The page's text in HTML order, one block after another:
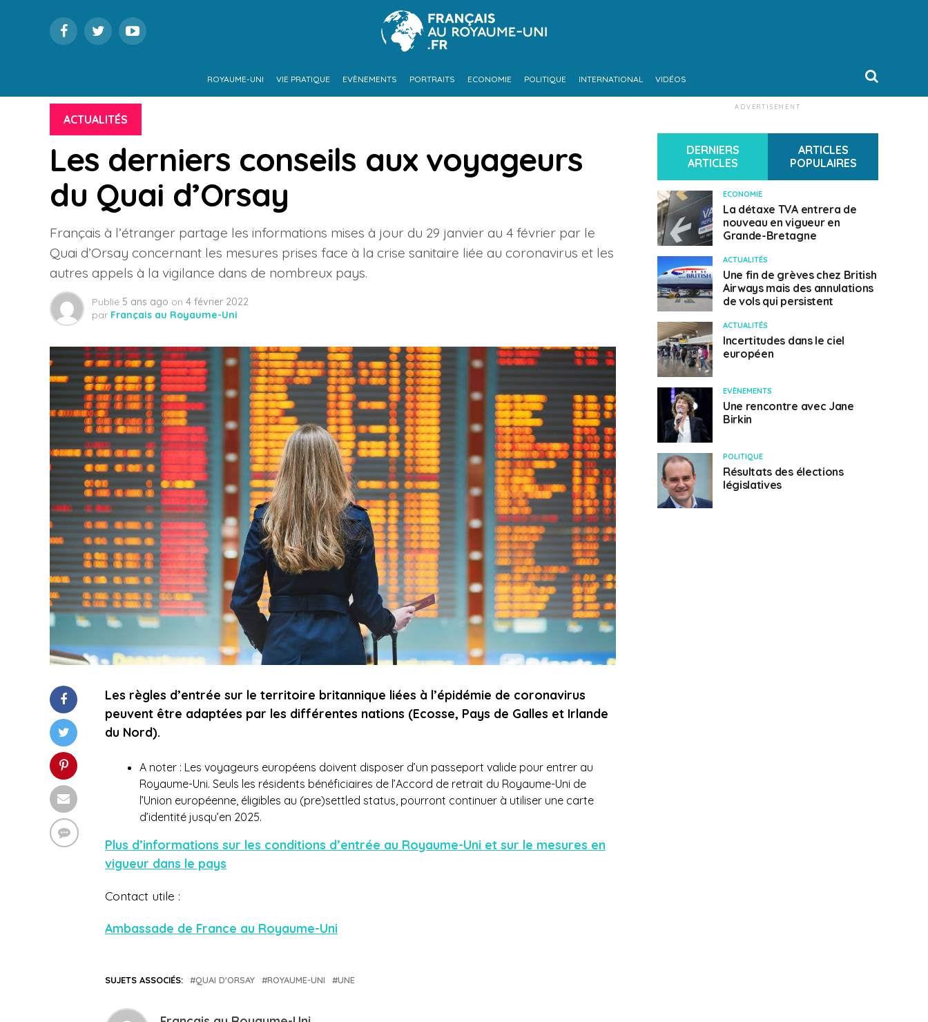
ROYAUME-UNI VIE PRATIQUE EVÈNEMENTS PORTRAITS ECONOMIE POLITIQUE INTERNATIONAL VIDÉOS
ACTUALITÉS
Les derniers conseils aux voyageurs
du Quai d’Orsay
Français à l’étranger partage les informations mises à jour du 29 janvier au 4 février par le
Quai d’Orsay concernant les mesures prises face à la crise sanitaire liée au coronavirus et les
autres appels à la vigilance dans de nombreux pays.
Publié 5 ans ago on 4 février 2022
par Français au Royaume-Uni
Les règles d’entrée sur le territoire britannique liées à l’épidémie de coronavirus
peuvent être adaptées par les différentes nations (Ecosse, Pays de Galles et Irlande
du Nord).
A noter : Les voyageurs européens doivent disposer d’un passeport valide pour entrer au
Royaume-Uni. Seuls les résidents bénéficiaires de l’Accord de retrait du Royaume-Uni de
l’Union européenne, éligibles au (pre)settled status, pourront continuer à utiliser une carte
d’identité jusqu’en 2025.
Plus d’informations sur les conditions d’entrée au Royaume-Uni et sur le mesures en
vigueur dans le pays
Contact utile :
Ambassade de France au Royaume-Uni
SUJETS ASSOCIÉS: QUAI D'ORSAY ROYAUME-UNI UNE
ADVERTISEMENT
DERNIERS
ARTICLES
ARTICLES
POPULAIRES
ECONOMIE
La détaxe TVA entrera de
nouveau en vigueur en
Grande-Bretagne
ACTUALITÉS
Une fin de grèves chez British
Airways mais des annulations
de vols qui persistent
ACTUALITÉS
Incertitudes dans le ciel
européen
EVÈNEMENTS
Une rencontre avec Jane
Birkin
POLITIQUE
Résultats des élections
législatives